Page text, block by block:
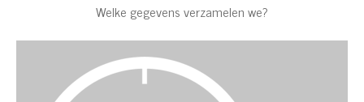
Welke gegevens verzamelen we?